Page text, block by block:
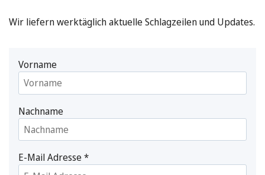
Wir liefern werktäglich aktuelle Schlagzeilen und Updates.
Vorname
Nachname
E-Mail Adresse*